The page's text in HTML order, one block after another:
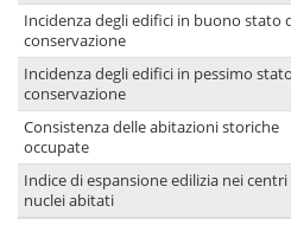
Incidenza degli edifici in buono stato
conservazione
Incidenza degli edifici in pessimo
conservazione
Consistenza delle abitazioni storiche
occupate
Indice di espansione edilizia nei centri
nuclei abitati